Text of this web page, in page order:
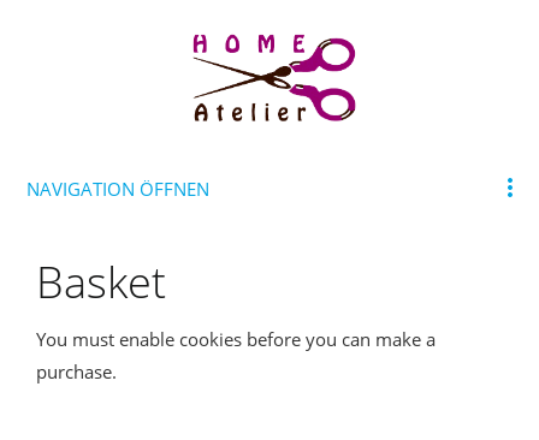
NAVIGATION ÖFFNEN
Basket
You must enable cookies before you can make a
purchase.